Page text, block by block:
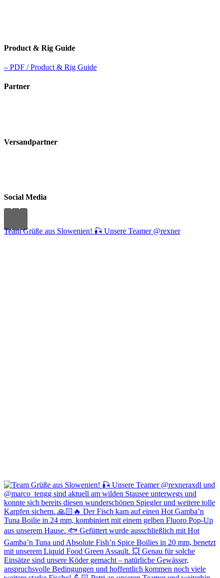
Product & Rig Guide
– PDF / Product & Rig Guide
Partner
Versandpartner
Social Media
Team Grüße aus Slowenien! 🎣 Unsere Teamer @rexner